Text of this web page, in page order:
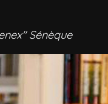
Sénèque